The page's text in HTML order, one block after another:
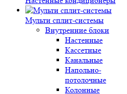
Мульти сплит-системы
Внутренние блоки
Настенные
Кассетные
Канальные
Напольно-
потолочные
Колонные